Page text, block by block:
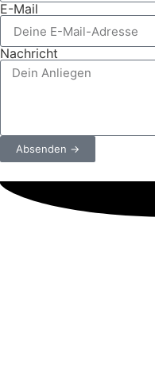
E-Mail
Nachricht
Absenden →